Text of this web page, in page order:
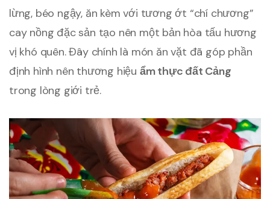
lừng, béo ngậy, ăn kèm với tương ớt “chí chương”
cay nồng đặc sản tạo nên một bản hòa tấu hương
vị khó quên. Đây chính là món ăn vặt đã góp phần
định hình nên thương hiệu ẩm thực đất Cảng
trong lòng giới trẻ.